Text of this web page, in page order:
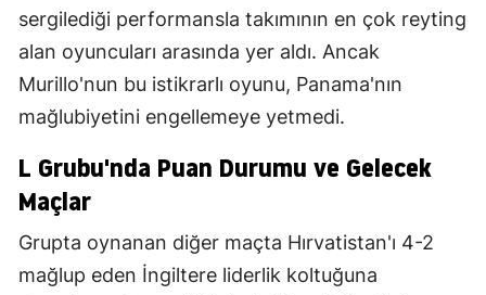
sergilediği performansla takımının en çok reyting
alan oyuncuları arasında yer aldı. Ancak
Murillo'nun bu istikrarlı oyunu, Panama'nın
mağlubiyetini engellemeye yetmedi.
L Grubu'nda Puan Durumu ve Gelecek
Maçlar
Grupta oynanan diğer maçta Hırvatistan'ı 4-2
mağlup eden İngiltere liderlik koltuğuna